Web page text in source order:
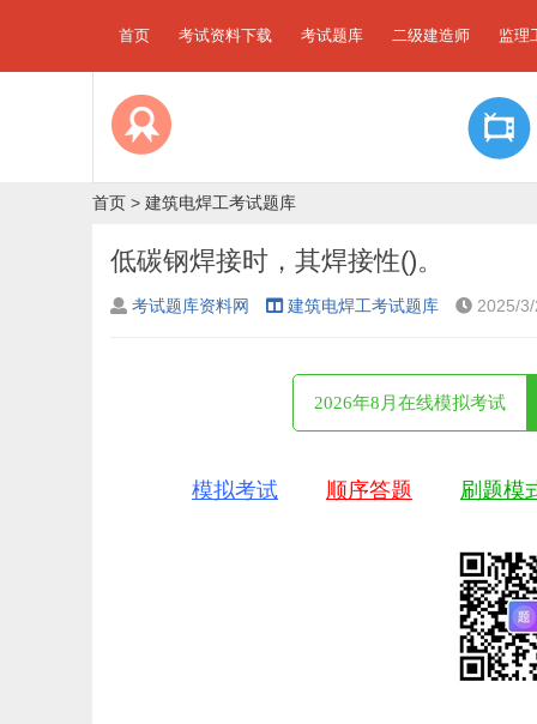
首页 考试资料下载 考试题库 二级建造师 监理
首页 > 建筑电焊工考试题库
低碳钢焊接时，其焊接性()。
考试题库资料网 建筑电焊工考试题库 2025/
2026年8月在线模拟考试
模拟考试 顺序答题 刷题模